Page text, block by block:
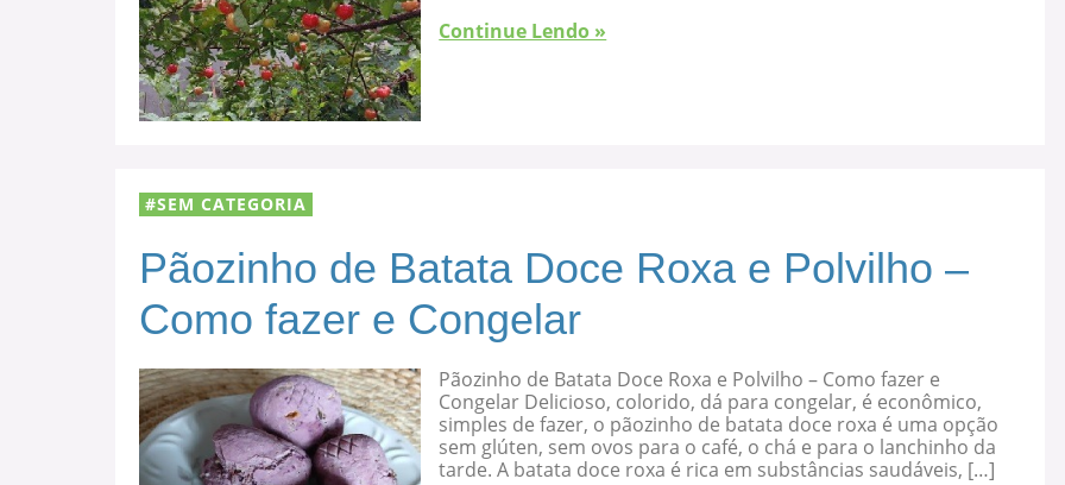
Continue Lendo »
SEM CATEGORIA
Pãozinho de Batata Doce Roxa e Polvilho –
Como fazer e Congelar
Pãozinho de Batata Doce Roxa e Polvilho – Como fazer e
Congelar Delicioso, colorido, dá para congelar, é econômico,
simples de fazer, o pãozinho de batata doce roxa é uma opção
sem glúten, sem ovos para o café, o chá e para o lanchinho da
tarde. A batata doce roxa é rica em substâncias saudáveis, […]